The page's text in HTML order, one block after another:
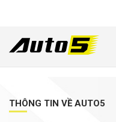
THÔNG TIN VỀ AUTO5